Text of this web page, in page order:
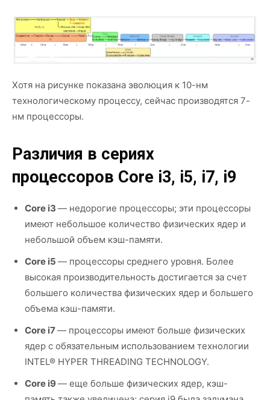
Хотя на рисунке показана эволюция к 10-нм
технологическому процессу, сейчас производятся 7-
нм процессоры.
Различия в сериях
процессоров Core i3, i5, i7, i9
Core i3 — недорогие процессоры; эти процессоры
имеют небольшое количество физических ядер и
небольшой объем кэш-памяти.
Core i5 — процессоры среднего уровня. Более
высокая производительность достигается за счет
большего количества физических ядер и большего
объема кэш-памяти.
Core i7— процессоры имеют больше физических
ядер с обязательным использованием технологии
INTEL® HYPER THREADING TECHNOLOGY.
Core i9 — еще больше физических ядер, кэш-